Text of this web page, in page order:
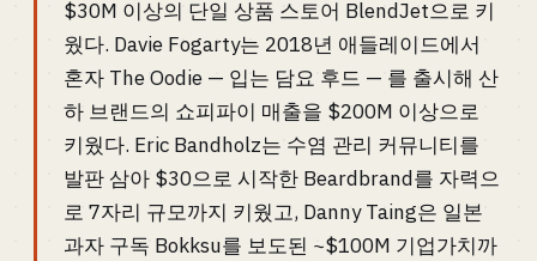
$30M 이상의 단일 상품 스토어 BlendJet으로 키
웠다. Davie Fogarty는 2018년 애들레이드에서
혼자 The Oodie — 입는 담요 후드 — 를 출시해 산
하 브랜드의 쇼피파이 매출을 $200M 이상으로
키웠다. Eric Bandholz는 수염 관리 커뮤니티를
발판 삼아 $30으로 시작한 Beardbrand를 자력으
로 7자리 규모까지 키웠고, Danny Taing은 일본
과자 구독 Bokksu를 보도된 ~$100M 기업가치까